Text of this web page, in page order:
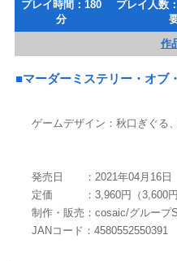
プレイ時間：180
分
プレイ人数
作
■マーダーミステリー・オブ
ゲームデザイン：秋口ぎぐる
発売日 ：2021年04月16日
定価 ：3,960円（3,600円
制作・販売：cosaic/グループ
JANコード：4580552550391